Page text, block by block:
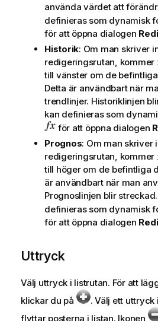
använda värdet att
definieras som dynamisk
för att öppna dialogen
Historik: Om man skriver
redigeringsrutan,
till vänster om de
Detta är användbart när
trendlinjer. Historiklinjen
kan definieras som
för att öppna dialogen
Prognos: Om man skriver
redigeringsrutan,
till höger om de befintliga
är användbart när man
Prognoslinjen blir
definieras som dynamisk
för att öppna dialogen
Uttryck
Välj uttryck i listrutan. För att
klickar du på
. Välj ett uttryck
flyttar posterna i listan. Ikonen